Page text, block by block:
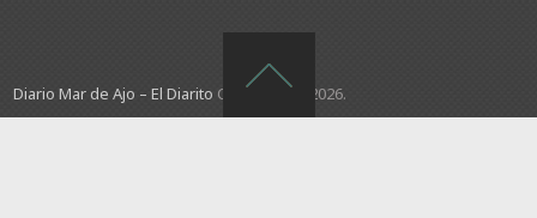
Diario Mar de Ajo – El Diarito Copyright © 2026.